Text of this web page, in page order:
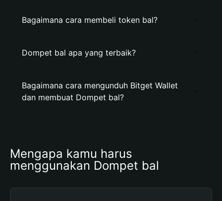
Bagaimana cara membeli token bal?
Dompet bal apa yang terbaik?
Bagaimana cara mengunduh Bitget Wallet
dan membuat Dompet bal?
Mengapa kamu harus
menggunakan Dompet bal